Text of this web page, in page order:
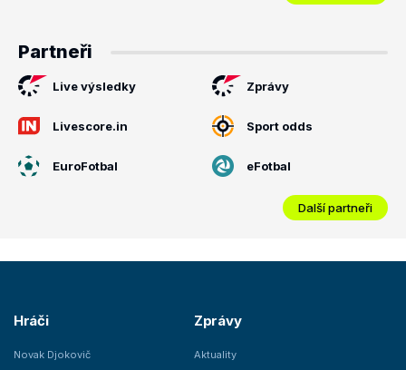
Partneři
Live výsledky Zprávy
Livescore.in Sport odds
EuroFotbal eFotbal
Další partneři
Hráči
Novak Djokovič
Zprávy
Aktuality